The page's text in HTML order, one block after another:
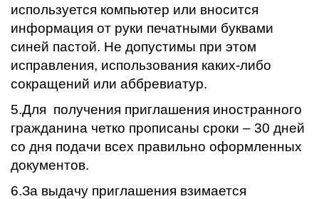
используется компьютер или вносится
информация от руки печатными буквами
синей пастой. Не допустимы при этом
исправления, использования каких-либо
сокращений или аббревиатур.
5.Для получения приглашения иностранного
гражданина четко прописаны сроки – 30 дней
со дня подачи всех правильно оформленных
документов.
6.За выдачу приглашения взимается